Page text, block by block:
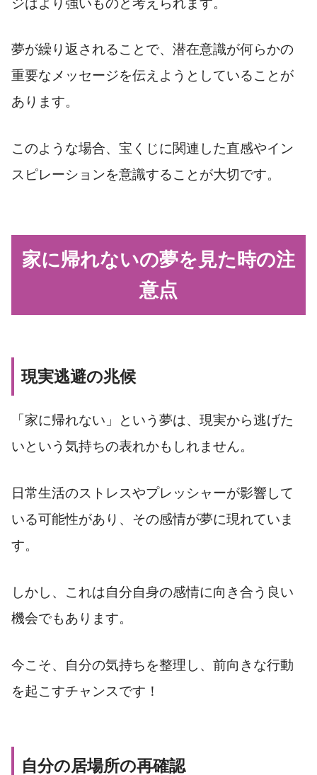
夢が繰り返されることで、潜在意識が何らかの
重要なメッセージを伝えようとしていることが
あります。
このような場合、宝くじに関連した直感やイン
スピレーションを意識することが大切です。
家に帰れないの夢を見た時の注
意点
現実逃避の兆候
「家に帰れない」という夢は、現実から逃げた
いという気持ちの表れかもしれません。
日常生活のストレスやプレッシャーが影響して
いる可能性があり、その感情が夢に現れていま
す。
しかし、これは自分自身の感情に向き合う良い
機会でもあります。
今こそ、自分の気持ちを整理し、前向きな行動
を起こすチャンスです！
自分の居場所の再確認